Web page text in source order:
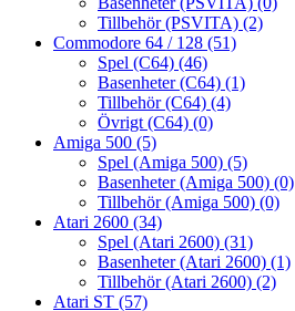
Tillbehör (PSVITA) (2)
Commodore 64 / 128 (51)
Spel (C64) (46)
Basenheter (C64) (1)
Tillbehör (C64) (4)
Övrigt (C64) (0)
Amiga 500 (5)
Spel (Amiga 500) (5)
Basenheter (Amiga 500) (0)
Tillbehör (Amiga 500) (0)
Atari 2600 (34)
Spel (Atari 2600) (31)
Basenheter (Atari 2600) (1)
Tillbehör (Atari 2600) (2)
Atari ST (57)